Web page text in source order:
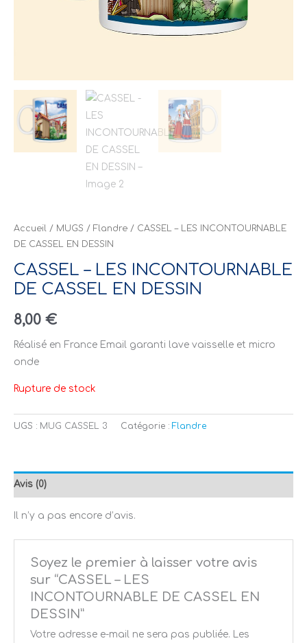
Accueil / MUGS / Flandre / CASSEL – LES INCONTOURNABLE
DE CASSEL EN DESSIN
CASSEL – LES INCONTOURNABLE
DE CASSEL EN DESSIN
8,00 €
Réalisé en France Email garanti lave vaisselle et micro
onde
Rupture de stock
UGS : MUG CASSEL 3 Catégorie : Flandre
Avis (0)
Il n’y a pas encore d’avis.
Soyez le premier à laisser votre avis
sur “CASSEL – LES
INCONTOURNABLE DE CASSEL EN
DESSIN”
Votre adresse e-mail ne sera pas publiée.
Les